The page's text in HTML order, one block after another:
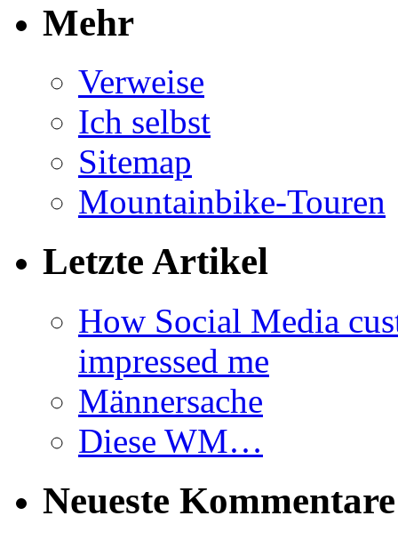
Mehr
Verweise
Ich selbst
Sitemap
Mountainbike-Touren
Letzte Artikel
How Social Media
impressed me
Männersache
Diese WM…
Neueste Kommentare